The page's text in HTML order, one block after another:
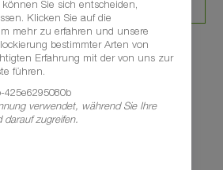
KONTAKT
Sie sich entscheiden,
Klicken Sie auf die
mehr zu erfahren und unsere
bestimmter Arten von
Erfahrung mit der von uns zur
führen.
425e6295080b
verwendet, während Sie Ihre
darauf zugreifen.